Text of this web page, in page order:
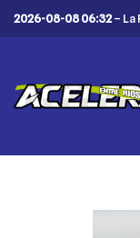
contenido
2026-08-08 06:32 –